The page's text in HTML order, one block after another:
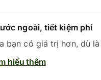
ngoài, tiết kiệm phí
bạn có giá trị hơn, dù
hiểu thêm